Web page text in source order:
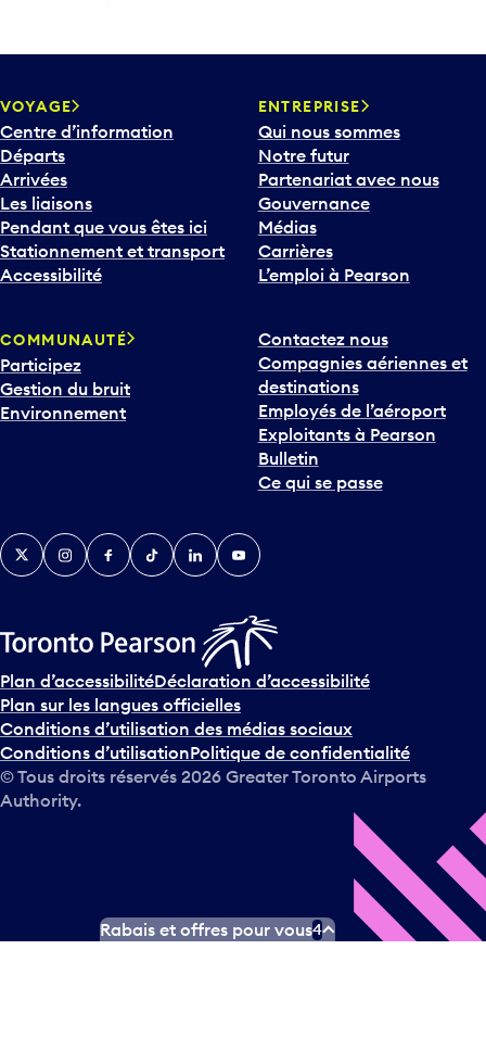
VOYAGE
Centre d’information
Départs
Arrivées
Les liaisons
Pendant que vous êtes ici
Stationnement et transport
Accessibilité
ENTREPRISE
Qui nous sommes
Notre futur
Partenariat avec nous
Gouvernance
Médias
Carrières
L’emploi à Pearson
COMMUNAUTÉ
Participez
Gestion du bruit
Environnement
Contactez nous
Compagnies aériennes et
destinations
Employés de l’aéroport
Exploitants à Pearson
Bulletin
Ce qui se passe
TwitterInstagramFacebook
TikTokLinkedInYouTube
Plan d’accessibilitéDéclaration d’accessibilité
Plan sur les langues officielles
Conditions d’utilisation des médias sociaux
Conditions d’utilisationPolitique de confidentialité
© Tous droits réservés 2026 Greater Toronto Airports
Authority.
Rabais et offres pour vous4